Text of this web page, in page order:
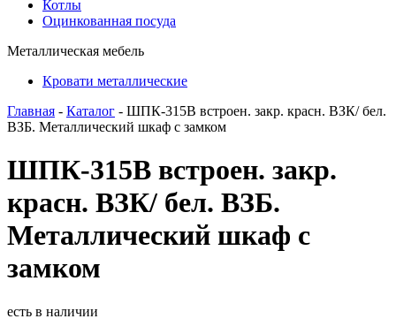
Котлы
Оцинкованная посуда
Металлическая мебель
Кровати металлические
Главная - Каталог - ШПК-315В встроен. закр. красн. ВЗК/ бел.
ВЗБ. Металлический шкаф с замком
ШПК-315В встроен. закр.
красн. ВЗК/ бел. ВЗБ.
Металлический шкаф с
замком
есть в наличии